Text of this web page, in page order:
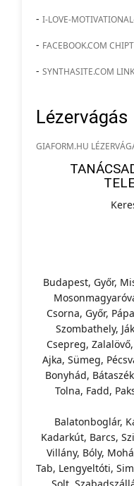
- I-LOVE-
- FACEBOOK.COM
- SYNTHASITE.COM
Lézervágás
GIAFORM.HU
Budapest, Győr,
Csorna, Győr,
Szombathely,
Csepreg,
Ajka, Sümeg,
Bonyhád,
Tolna, Fadd,
Balatonboglár,
Kadarkút, Barcs,
Villány, Bóly,
Tab, Lengyeltóti,